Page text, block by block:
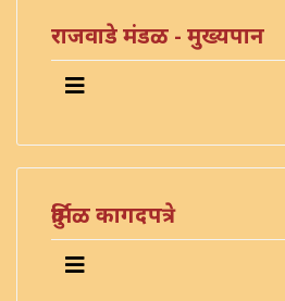
राजवाडे मंडळ - मुख्यपान
दुर्मिळ कागदपत्रे